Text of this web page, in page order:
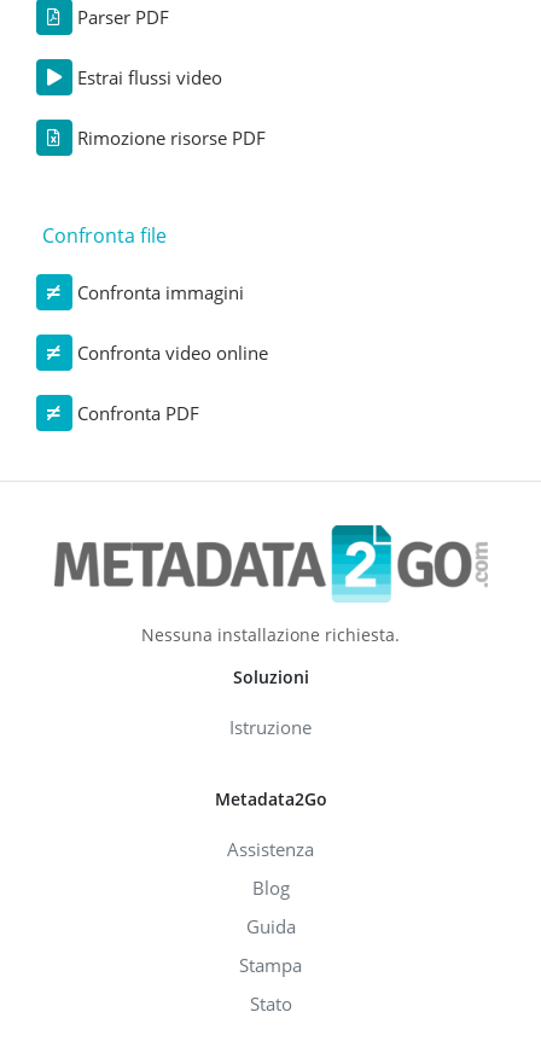
Parser PDF
Estrai flussi video
Rimozione risorse PDF
Confronta file
Confronta immagini
Confronta video online
Confronta PDF
Nessuna installazione richiesta.
Soluzioni
Istruzione
Metadata2Go
Assistenza
Blog
Guida
Stampa
Stato